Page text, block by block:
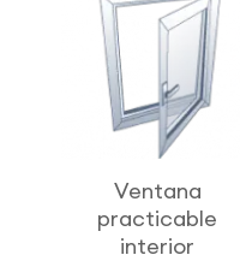
Ventana
practicable
interior